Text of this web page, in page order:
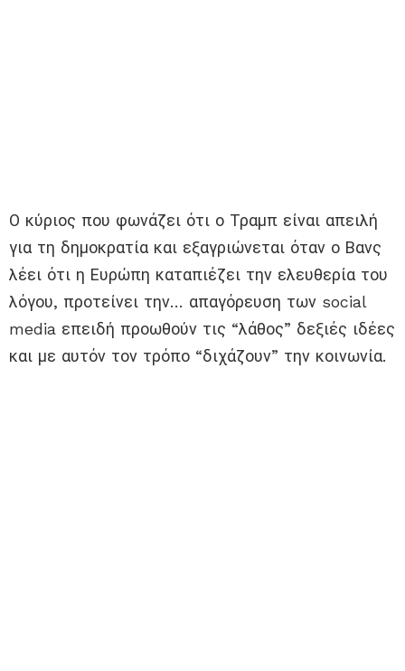
Ο κύριος που φωνάζει ότι ο Τραμπ είναι απειλή
για τη δημοκρατία και εξαγριώνεται όταν ο Βανς
λέει ότι η Ευρώπη καταπιέζει την ελευθερία του
λόγου, προτείνει την… απαγόρευση των social
media επειδή προωθούν τις “λάθος” δεξιές ιδέες
και με αυτόν τον τρόπο “διχάζουν” την κοινωνία.